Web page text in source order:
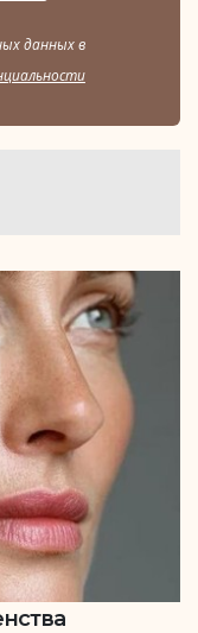
данных в